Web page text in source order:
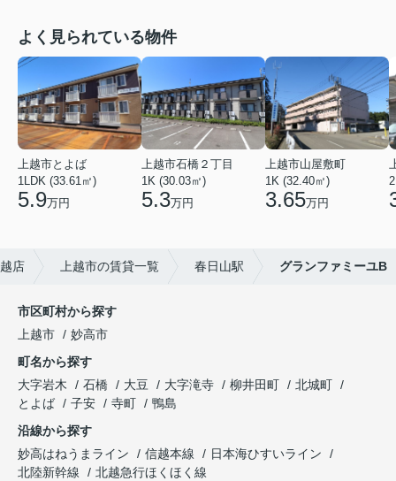
よく見られている物件
上越市とよば
1LDK (33.61㎡)
5.9万円
上越市石橋２丁目
1K (30.03㎡)
5.3万円
上越市山屋敷町
1K (32.40㎡)
3.65万円
店 上越市の賃貸一覧 春日山駅 グランファミーユB
市区町村から探す
上越市
妙高市
町名から探す
大字岩木
石橋 大豆 大字滝寺 柳井田町
北城町
とよば
子安 寺町
鴨島
沿線から探す
妙高はねうまライン
信越本線
日本海ひすいライン
北陸新幹線
北越急行ほくほく線